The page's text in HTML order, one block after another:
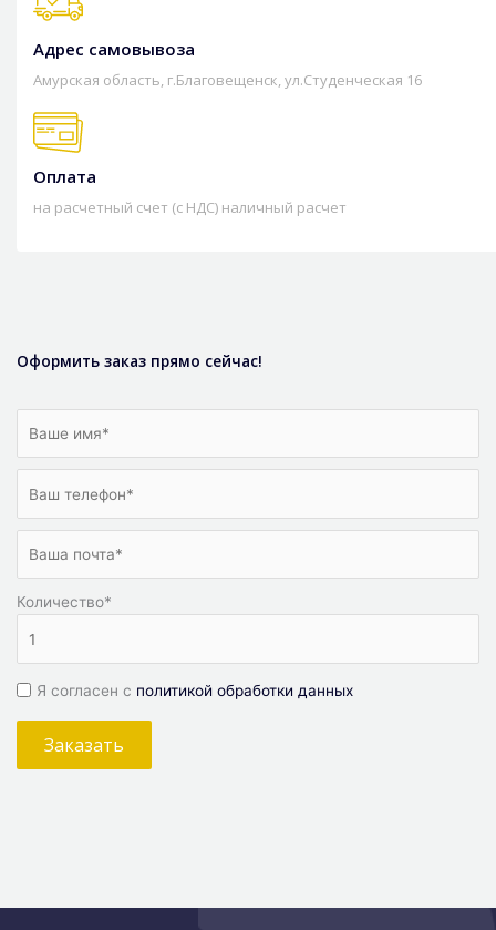
Адрес самовывоза
Амурская область, г.Благовещенск, ул.Студенческая 16
Оплата
на расчетный счет (с НДС) наличный расчет
Оформить заказ прямо сейчас!
Количество*
Я согласен с политикой обработки данных
Заказать